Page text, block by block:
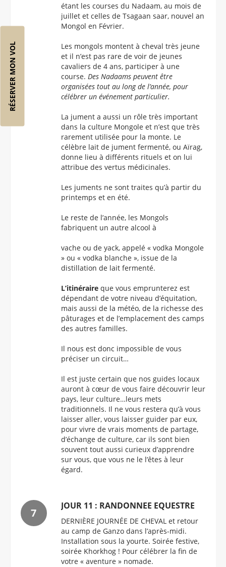
RÉSERVER MON VOL
étant les courses du Nadaam, au mois de
juillet et celles de Tsagaan saar, nouvel an
Mongol en Février.
Les mongols montent à cheval très jeune
et il n’est pas rare de voir de jeunes
cavaliers de 4 ans, participer à une
course. Des Nadaams peuvent être
organisées tout au long de l’année, pour
célébrer un événement particulier.
La jument a aussi un rôle très important
dans la culture Mongole et n’est que très
rarement utilisée pour la monte. Le
célèbre lait de jument fermenté, ou Aïrag,
donne lieu à différents rituels et on lui
attribue des vertus médicinales.
Les juments ne sont traites qu’à partir du
printemps et en été.
Le reste de l’année, les Mongols
fabriquent un autre alcool à
vache ou de yack, appelé « vodka Mongole
» ou « vodka blanche », issue de la
distillation de lait fermenté.
L’itinéraire que vous emprunterez est
dépendant de votre niveau d’équitation,
mais aussi de la météo, de la richesse des
pâturages et de l’emplacement des camps
des autres familles.
Il nous est donc impossible de vous
préciser un circuit…
Il est juste certain que nos guides locaux
auront à cœur de vous faire découvrir leur
pays, leur culture…leurs mets
traditionnels. Il ne vous restera qu’à vous
laisser aller, vous laisser guider par eux,
pour vivre de vrais moments de partage,
d’échange de culture, car ils sont bien
souvent tout aussi curieux d’apprendre
sur vous, que vous ne le l’êtes à leur
égard.
JOUR 11 : RANDONNEE EQUESTRE
DERNIÈRE JOURNÉE DE CHEVAL et retour
au camp de Ganzo dans l’après-midi.
Installation sous la yourte. Soirée festive,
soirée Khorkhog ! Pour célébrer la fin de
votre « aventure » nomade.